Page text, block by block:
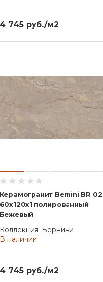
4 745 руб./м2
Керамогранит Bernini BR 02
60x120x1 полированный
Бежевый
Коллекция: Бернини
В наличии
4 745 руб./м2